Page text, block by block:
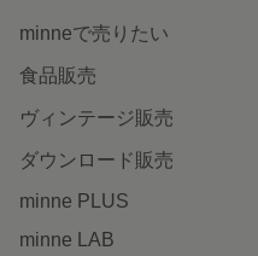
minneで売りたい
食品販売
ヴィンテージ販売
ダウンロード販売
minne PLUS
minne LAB